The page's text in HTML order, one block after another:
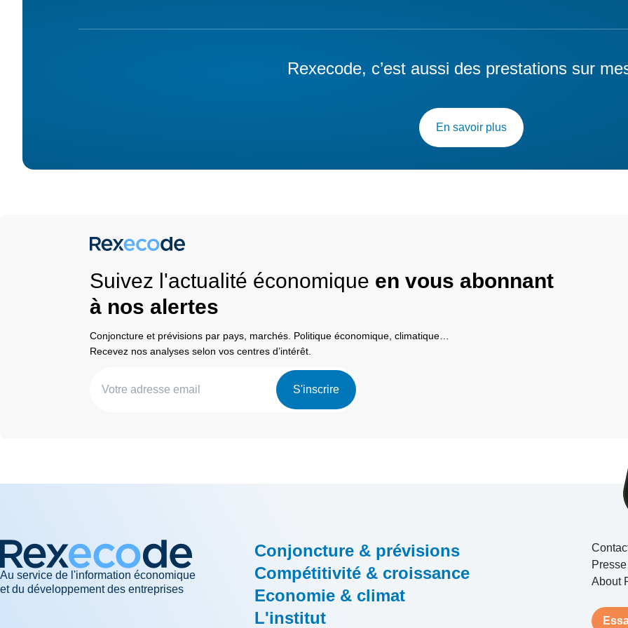
Rexecode, c’est aussi des prestations sur
En savoir plus
Suivez l'actualité économique en vous abonnant
à nos alertes
Conjoncture et prévisions par pays, marchés. Politique économique, climatique…
Recevez nos analyses selon vos centres d’intérêt.
S'inscrire
Au service de l'information économique
et du développement des entreprises
Conjoncture & prévisions
Compétitivité & croissance
Economie & climat
L'institut
Presse
About